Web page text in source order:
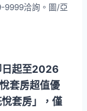
9999洽詢。圖/亞
日起至2026
套房超值優
套房」，僅